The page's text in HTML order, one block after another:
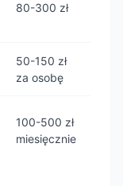
80-300 zł
50-150 zł
za osobę
100-500 zł
miesięcznie